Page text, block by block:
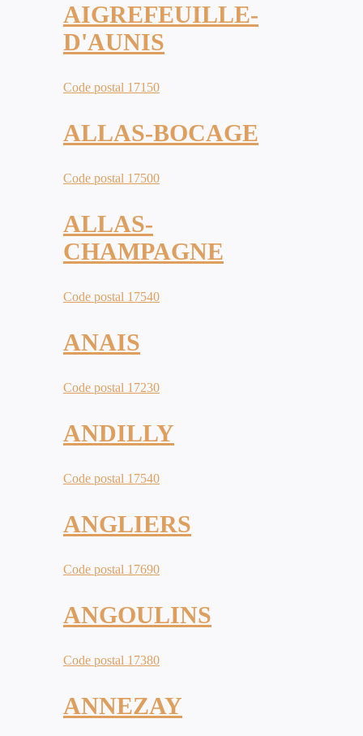
AIGREFEUILLE-
D'AUNIS
Code postal 17150
ALLAS-BOCAGE
Code postal 17500
ALLAS-
CHAMPAGNE
Code postal 17540
ANAIS
Code postal 17230
ANDILLY
Code postal 17540
ANGLIERS
Code postal 17690
ANGOULINS
Code postal 17380
ANNEZAY